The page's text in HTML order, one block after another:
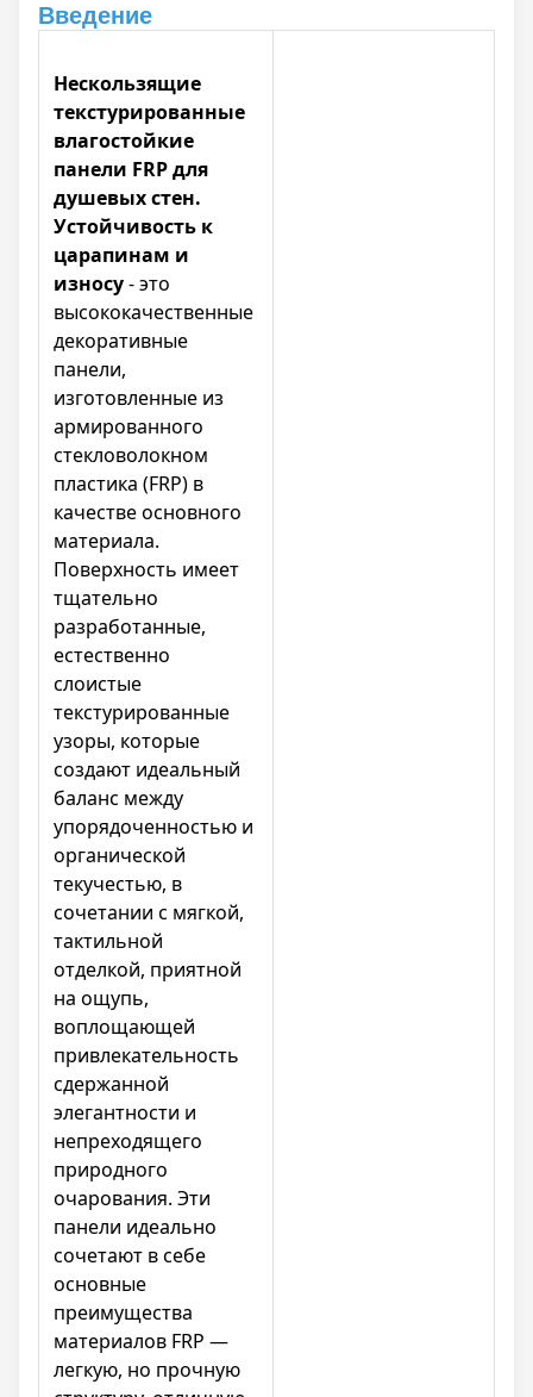
Введение
Нескользящие
текстурированные
влагостойкие
панели FRP для
душевых стен.
Устойчивость к
царапинам и
износу- это
высококачественные
декоративные
панели,
изготовленные из
армированного
стекловолокном
пластика (FRP) в
качестве основного
материала.
Поверхность имеет
тщательно
разработанные,
естественно
слоистые
текстурированные
узоры, которые
создают идеальный
баланс между
упорядоченностью и
органической
текучестью, в
сочетании с мягкой,
тактильной
отделкой, приятной
на ощупь,
воплощающей
привлекательность
сдержанной
элегантности и
непреходящего
природного
очарования. Эти
панели идеально
сочетают в себе
основные
преимущества
материалов FRP —
легкую, но прочную